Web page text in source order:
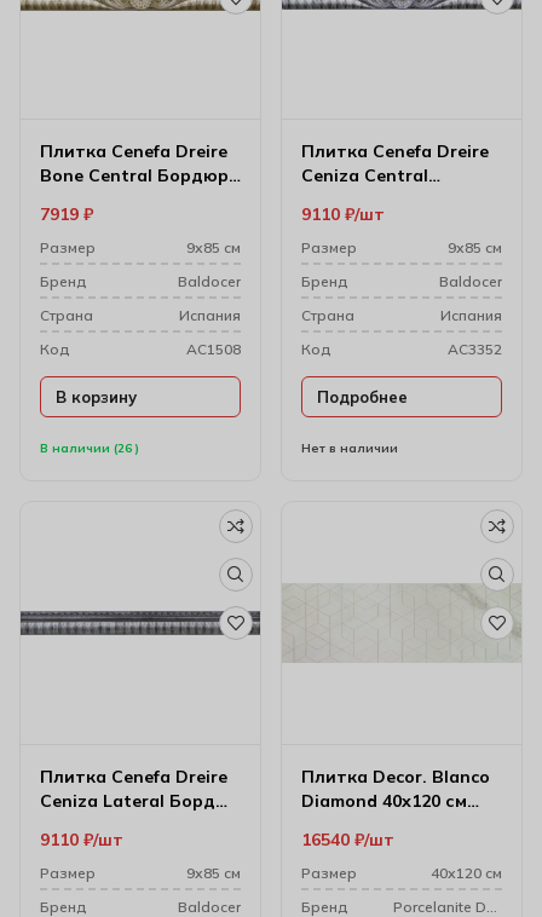
Плитка Cenefa Dreire
Bone Central Бордюр
В наличии (26 )
7919 ₽
Размер
9х85 см
Бренд
Baldocer
Cтрана
Испания
Код
AC1508
В корзину
Плитка Cenefa Dreire
Ceniza Central
9х85 см
Нет в наличии
9110 ₽ шт
Размер
9х85 см
Бренд
Baldocer
Cтрана
Испания
Код
AC3352
Подробнее
Плитка Cenefa Dreire
Ceniza Lateral Бордюр
9110 ₽ шт
Размер
9х85 см
Бренд
Baldocer
Плитка Decor. Blanco
Diamond 40х120 см
16540 ₽ шт
Размер
40х120 см
Бренд
Porcelanite Dos